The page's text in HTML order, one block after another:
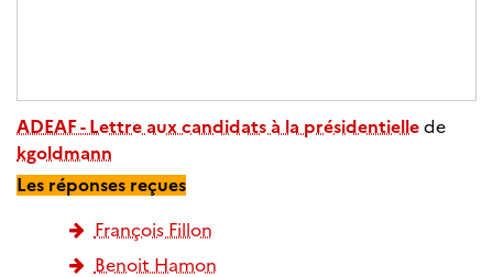
ADEAF - Lettre aux candidats à la présidentielle de
kgoldmann
Les réponses reçues
François Fillon
Benoit Hamon